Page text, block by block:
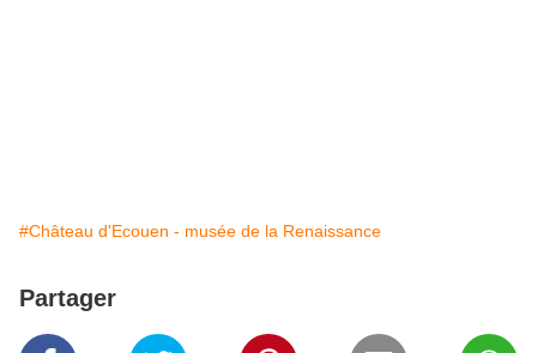
#Château d'Ecouen - musée de la Renaissance
Partager